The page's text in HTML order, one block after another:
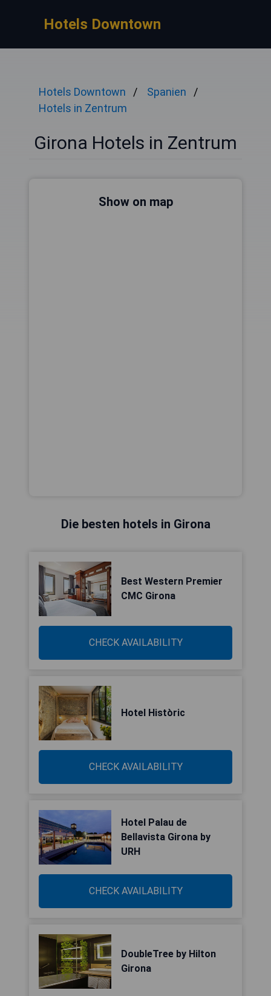
Hotels Downtown
Hotels Downtown
Spanien
Hotels in Zentrum
Girona Hotels in Zentrum
Show on map
Die besten hotels in Girona
Best Western Premier
CMC Girona
CHECK AVAILABILITY
Hotel Històric
CHECK AVAILABILITY
Hotel Palau de
Bellavista Girona by
URH
CHECK AVAILABILITY
DoubleTree by Hilton
Girona